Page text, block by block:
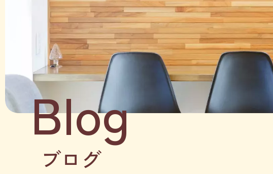
Blog
ブログ